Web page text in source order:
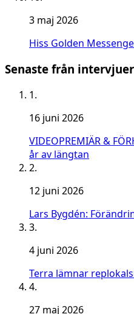
3 maj 2026
Hiss Golden
Senaste från intervjuer
1.
16 juni 2026
VIDEOPREMIÄR &
år av längtan
2.
12 juni 2026
Lars Bygdén:
3.
4 juni 2026
Terra lämnar
4.
27 maj 2026